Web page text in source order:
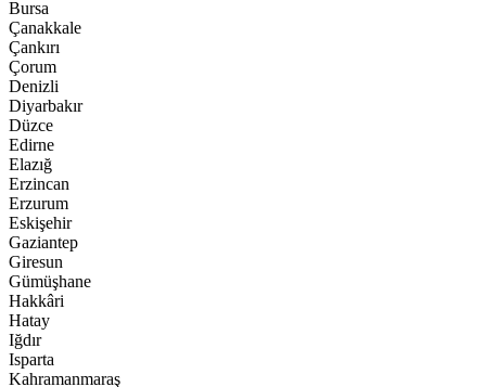
Bursa
Çanakkale
Çankırı
Çorum
Denizli
Diyarbakır
Düzce
Edirne
Elazığ
Erzincan
Erzurum
Eskişehir
Gaziantep
Giresun
Gümüşhane
Hakkâri
Hatay
Iğdır
Isparta
Kahramanmaraş